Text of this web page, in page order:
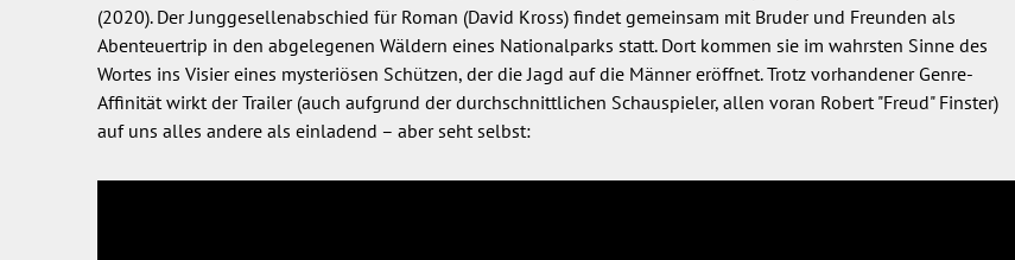
(2020). Der Junggesellenabschied für Roman (David Kross) findet gemeinsam mit Bruder und Freunden als
Abenteuertrip in den abgelegenen Wäldern eines Nationalparks statt. Dort kommen sie im wahrsten Sinne des
Wortes ins Visier eines mysteriösen Schützen, der die Jagd auf die Männer eröffnet. Trotz vorhandener Genre-
Affinität wirkt der Trailer (auch aufgrund der durchschnittlichen Schauspieler, allen voran Robert "Freud" Finster)
auf uns alles andere als einladend – aber seht selbst: